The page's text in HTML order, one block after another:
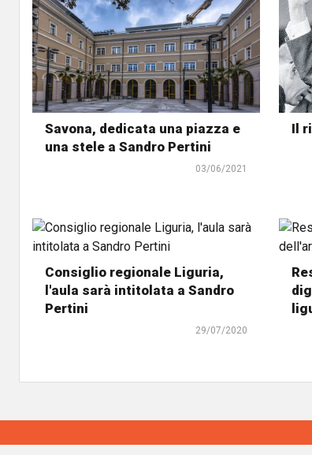
Savona, dedicata una piazza e
una stele a Sandro Pertini
03/06/2021
Il
Consiglio regionale Liguria,
l'aula sarà intitolata a Sandro
Pertini
29/07/2020